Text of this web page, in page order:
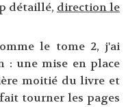
détaillé, direction le
le tome 2, j'ai
: une mise en place
moitié du livre et
tourner les pages